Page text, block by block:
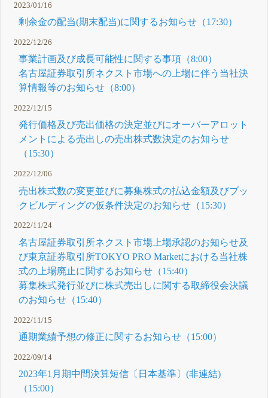
2023/01/16
剰余金の配当(期末配当)に関するお知らせ（17:30）
2022/12/26
事業計画及び成長可能性に関する事項（8:00）
名古屋証券取引所ネクスト市場への上場に伴う当社決
算情報等のお知らせ（8:00）
2022/12/15
発行価格及び売出価格の決定並びにオーバーアロット
メントによる売出しの売出株式数決定のお知らせ
（15:30）
2022/12/06
売出株式数の変更並びに募集株式の払込金額及びブッ
クビルディングの仮条件決定のお知らせ（15:30）
2022/11/24
名古屋証券取引所ネクスト市場上場承認のお知らせ及
び東京証券取引所TOKYO PRO Marketにおける当社株
式の上場廃止に関するお知らせ（15:40）
募集株式発行並びに株式売出しに関する取締役会決議
のお知らせ（15:40）
2022/11/15
通期業績予想の修正に関するお知らせ（15:00）
2022/09/14
2023年1月期中間決算短信〔日本基準〕(非連結)
（15:00）